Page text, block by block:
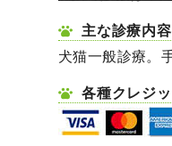
主な診療内容
犬猫一般診療。
各種クレジ